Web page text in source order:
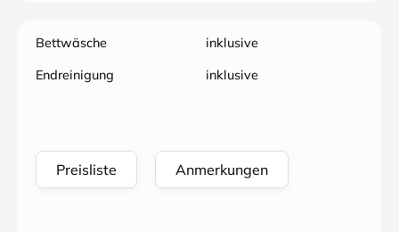
Bettwäsche
inklusive
Endreinigung
inklusive
Preisliste Anmerkungen